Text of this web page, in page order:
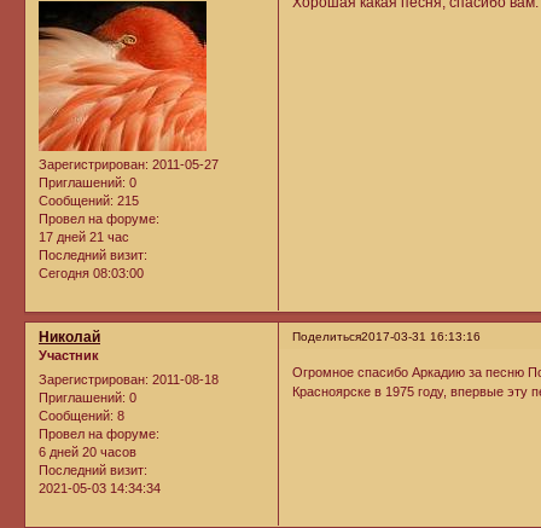
Зарегистрирован: 2011-05-27
Приглашений: 0
Сообщений: 215
Провел на форуме:
17 дней 21 час
Последний визит:
Сегодня 08:03:00
Поделиться2017-03-31 16:13:16
Николай
Участник
Зарегистрирован: 2011-08-18
Приглашений: 0
Сообщений: 8
Провел на форуме:
6 дней 20 часов
Последний визит:
2021-05-03 14:34:34
Огромное спасибо Аркадию за песню
Красноярске в 1975 году, впервые